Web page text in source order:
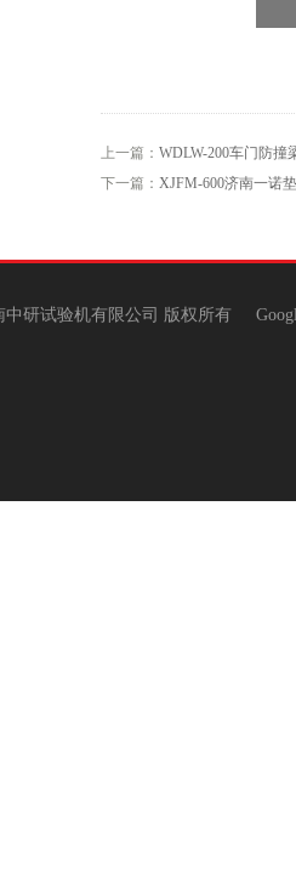
上一篇： WDLW-200车门防撞
下一篇： XJFM-600济南一诺
中研试验机有限公司 版权所有